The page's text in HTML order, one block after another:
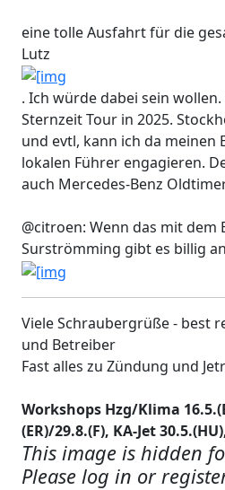
eine tolle Ausfahrt für die
Lutz
. Ich würde dabei sein
Sternzeit Tour in 2025.
und evtl, kann ich da meinen
lokalen Führer engagieren.
auch Mercedes-Benz
@citroen: Wenn das mit dem
Surströmming gibt es billig
Viele Schraubergrüße - best
und Betreiber
Fast alles zu Zündung und
Workshops Hzg/Klima
(ER)/29.8.(F), KA-Jet
This image is hidden
Please log in or